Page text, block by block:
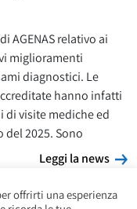
AGENAS relativo ai
miglioramenti
diagnostici. Le
hanno infatti
di visite mediche ed
2025. Sono
Leggi la news
offrirti una esperienza